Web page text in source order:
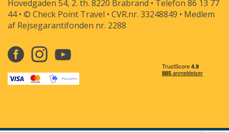
Hovedgaden 54, 2. th. 8220 Brabrand • Telefon 86 13 77
44 • © Check Point Travel • CVR.nr. 33248849 • Medlem
af Rejsegarantifonden nr. 2288